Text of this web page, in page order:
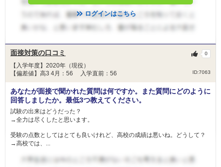
ログインはこちら
面接対策の口コミ
【入学年度】2020年（現役）
【偏差値】高3 4月：56 入学直前：56
ID:7063
0
あなたが面接で聞かれた質問は何ですか。また質問にどのように
回答しましたか。最低3つ教えてください。
試験の出来はどうだった？
→全力は尽くしたと思います。
受験の点数としてはとても良いけれど、高校の成績は悪いね。どうして？
→高校では、...